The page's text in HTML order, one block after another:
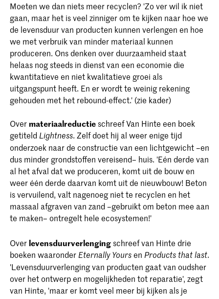
Moeten we dan niets meer recyclen? 'Zo ver wil ik niet
gaan, maar het is veel zinniger om te kijken naar hoe we
de levensduur van producten kunnen verlengen en hoe
we met verbruik van minder materiaal kunnen
produceren. Ons denken over duurzaamheid staat
helaas nog steeds in dienst van een economie die
kwantitatieve en niet kwalitatieve groei als
uitgangspunt heeft. En er wordt te weinig rekening
gehouden met het rebound-effect.' (zie kader)
Over materiaalreductie schreef Van Hinte een boek
getiteld Lightness. Zelf doet hij al weer enige tijd
onderzoek naar de constructie van een lichtgewicht –en
dus minder grondstoffen vereisend– huis. 'Eén derde van
al het afval dat we produceren, komt uit de bouw en
weer één derde daarvan komt uit de nieuwbouw! Beton
is vervuilend, valt nagenoeg niet te recyclen en het
massaal afgraven van zand –gebruikt om beton mee aan
te maken– ontregelt hele ecosystemen!'
Over levensduurverlenging schreef van Hinte drie
boeken waaronder Eternally Yoursen Products that last.
'Levensduurverlenging van producten gaat van oudsher
over het ontwerp en mogelijkheden tot reparatie', zegt
van Hinte, 'maar er komt veel meer bij kijken als je